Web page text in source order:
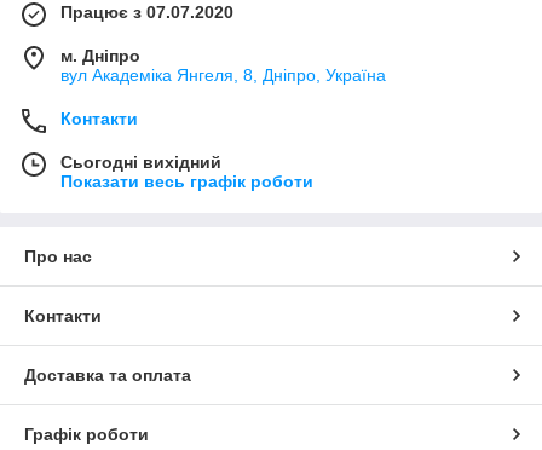
Працює з 07.07.2020
м. Дніпро
вул Академіка Янгеля, 8, Дніпро, Україна
Контакти
Сьогодні вихідний
Показати весь графік роботи
Про нас
Контакти
Доставка та оплата
Графік роботи